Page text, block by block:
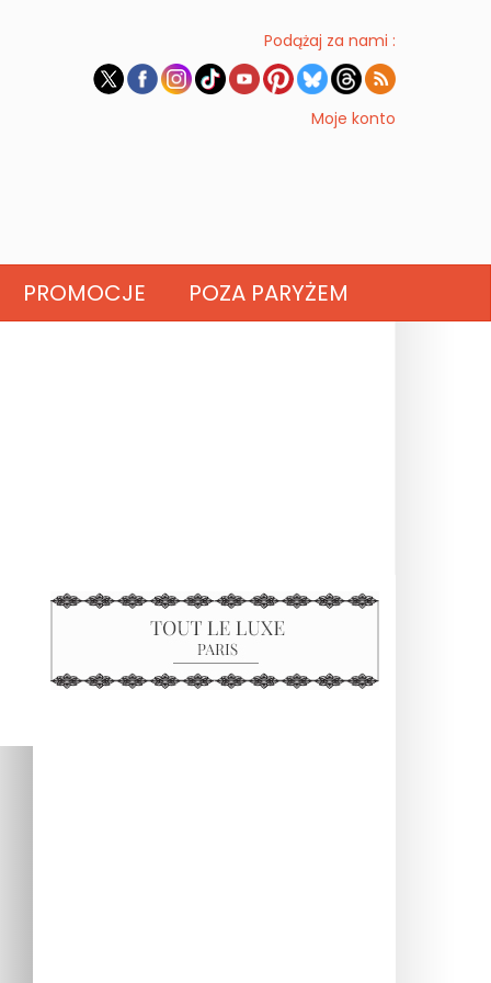
Podążaj za nami :
Moje konto
PROMOCJE POZA PARYŻEM